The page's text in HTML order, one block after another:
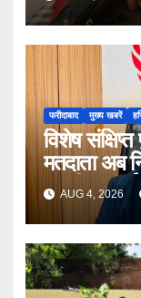
फरीदाबाद मुख्य खबरें
विशेष
मतदाता अब
अपनी सुनवाई
सिन्हा
AUG 4, 2026